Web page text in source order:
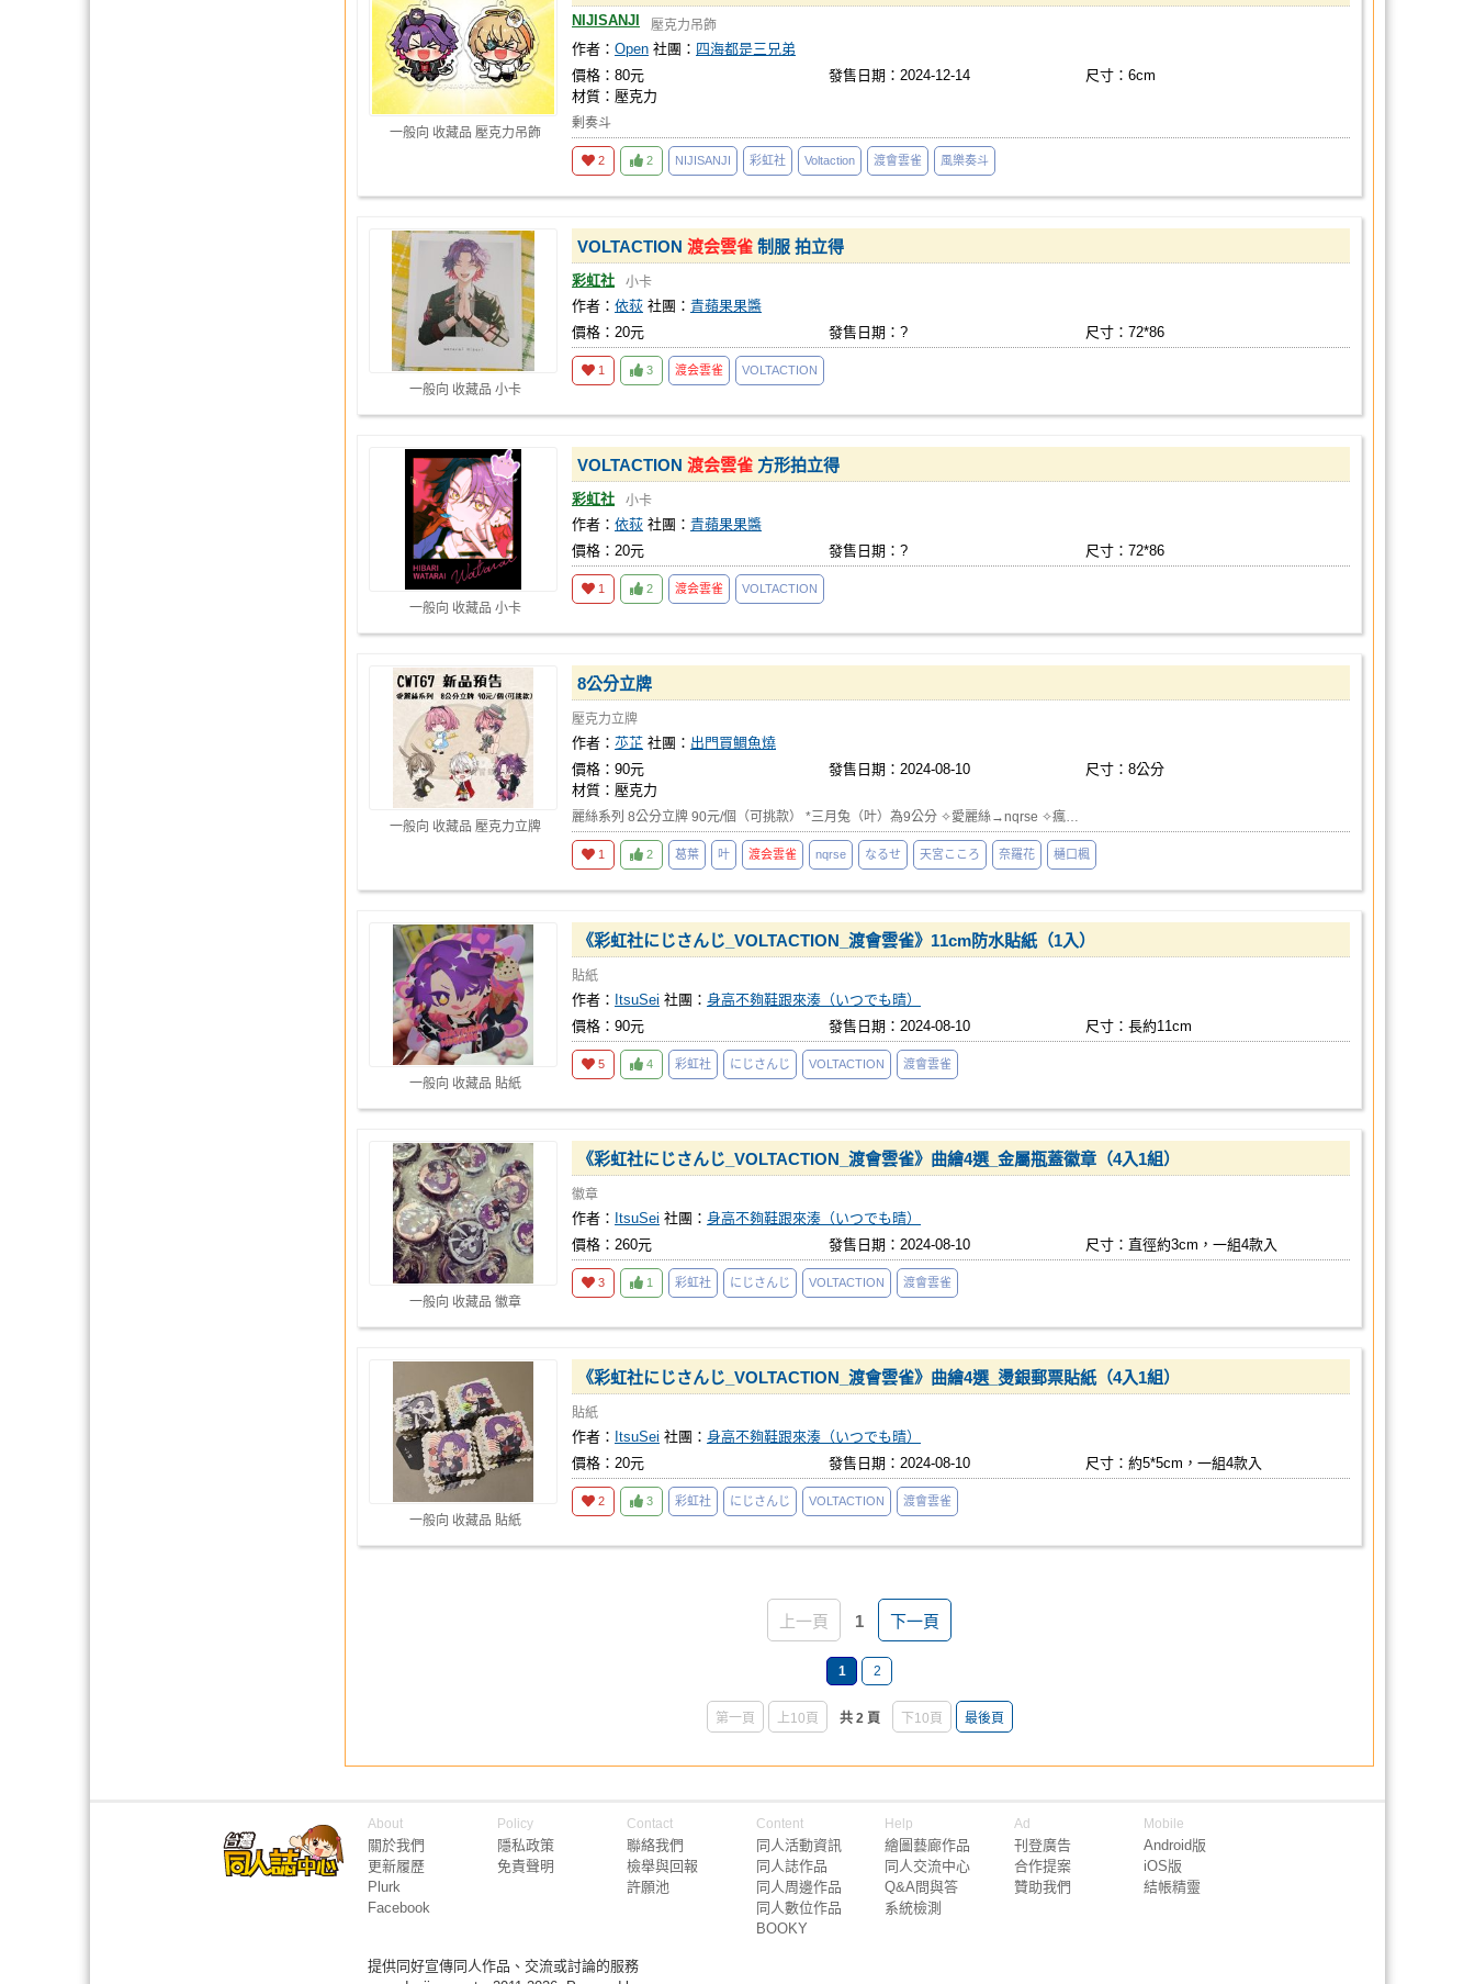
一般向 收藏品 壓克力吊飾
NIJISANJI 壓克力吊飾
作者： Open 社團： 四海都是三兄弟
價格：80元
發售日期：2024-12-14
尺寸：6cm
材質：壓克力
剰奏斗
2 2 NIJISANJI 彩虹社 Voltaction 渡會雲雀 風樂奏斗
一般向 收藏品 小卡
VOLTACTION 渡会雲雀 制服 拍立得
彩虹社 小卡
作者： 依荻 社團： 青蘋果果醬
價格：20元
發售日期：? 尺寸：72*86
1 3 渡会雲雀 VOLTACTION
一般向 收藏品 小卡
VOLTACTION 渡会雲雀 方形拍立得
彩虹社 小卡
作者： 依荻 社團： 青蘋果果醬
價格：20元
發售日期：? 尺寸：72*86
1 2 渡会雲雀 VOLTACTION
一般向 收藏品 壓克力立牌
8公分立牌
壓克力立牌
作者： 䒚芷 社團： 出門買鯛魚燒
價格：90元
發售日期：2024-08-10
尺寸：8公分
材質：壓克力
麗絲系列 8公分立牌 90元/個（可挑款） *三月兔（叶）為9公分 ✧愛麗絲→nqrse ✧瘋…
1 2 葛葉 叶 渡会雲雀 nqrse なるせ 天宮こころ 奈羅花 樋口楓
一般向 收藏品 貼紙
《彩虹社にじさんじ_VOLTACTION_渡會雲雀》11cm防水貼紙（1入）
貼紙
作者： ItsuSei 社團： 身高不夠鞋跟來湊（いつでも晴）
價格：90元
發售日期：2024-08-10 尺寸：長約11cm
5 4 彩虹社 にじさんじ VOLTACTION 渡會雲雀
一般向 收藏品 徽章
《彩虹社にじさんじ_VOLTACTION_渡會雲雀》曲繪4選_金屬瓶蓋徽章（4入1組）
徽章
作者： ItsuSei 社團： 身高不夠鞋跟來湊（いつでも晴）
價格：260元
發售日期：2024-08-10 尺寸：直徑約3cm，一組4款入
3 1 彩虹社 にじさんじ VOLTACTION 渡會雲雀
一般向 收藏品 貼紙
《彩虹社にじさんじ_VOLTACTION_渡會雲雀》曲繪4選_燙銀郵票貼紙（4入1組）
貼紙
作者： ItsuSei 社團： 身高不夠鞋跟來湊（いつでも晴）
價格：20元
發售日期：2024-08-10 尺寸：約5*5cm，一組4款入
2 3 彩虹社 にじさんじ VOLTACTION 渡會雲雀
上一頁 1 下一頁
1 2
第一頁 上10頁 共 2 頁 下10頁 最後頁
About
關於我們
更新履歷
Plurk
Facebook
Policy
隱私政策
免責聲明
Contact
聯絡我們
檢舉與回報
許願池
Content
同人活動資訊
同人誌作品
同人周邊作品
同人數位作品
BOOKY
Help
繪圖藝廊作品
同人交流中心
Q&A問與答
系統檢測
Ad
刊登廣告
合作提案
贊助我們
Mobile
Android版
iOS版
結帳精靈
提供同好宣傳同人作品、交流或討論的服務